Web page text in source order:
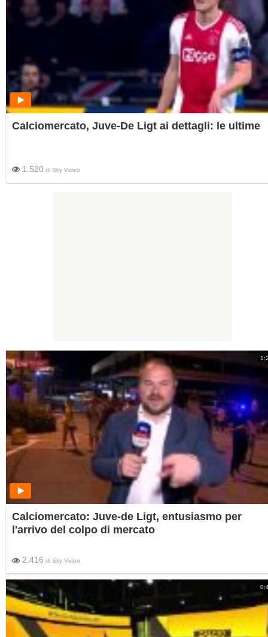
Calciomercato, Juve-De Ligt ai dettagli: le ultime
1.520 di Sky Video
Calciomercato: Juve-de Ligt, entusiasmo per
l'arrivo del colpo di mercato
2.416 di Sky Video